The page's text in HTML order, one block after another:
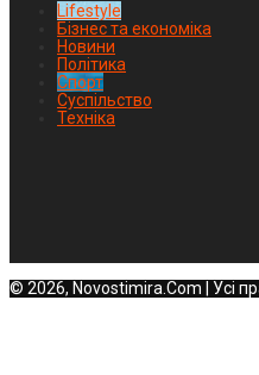
Lifestyle
Бізнес та економіка
Новини
Політика
Спорт
Суспільство
Техніка
© 2026, Novostimira.Com | Усі